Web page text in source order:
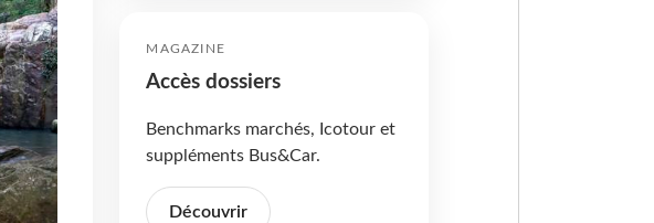
MAGAZINE
Accès dossiers
Benchmarks marchés, Icotour et
suppléments Bus&Car.
Découvrir